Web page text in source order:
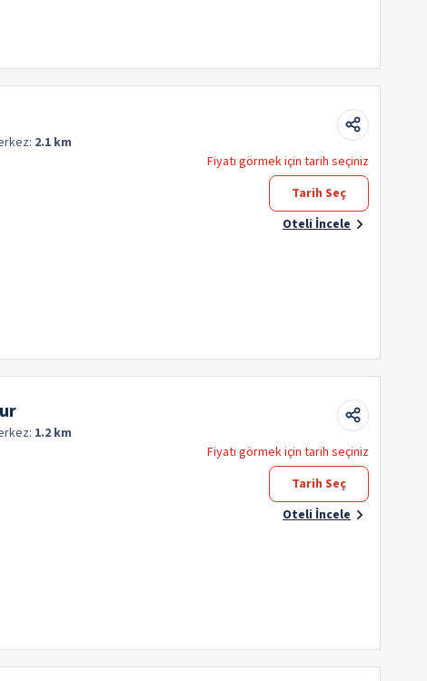
2.1 km
Fiyatı görmek için tarih seçiniz
Tarih Seç
Oteli İncele
1.2 km
Fiyatı görmek için tarih seçiniz
Tarih Seç
Oteli İncele